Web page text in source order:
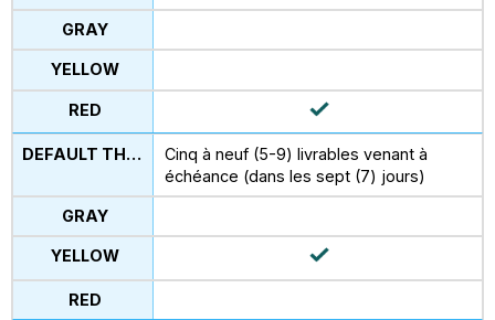
Cinq à neuf (5-9) livrables venant à
échéance (dans les sept (7) jours)